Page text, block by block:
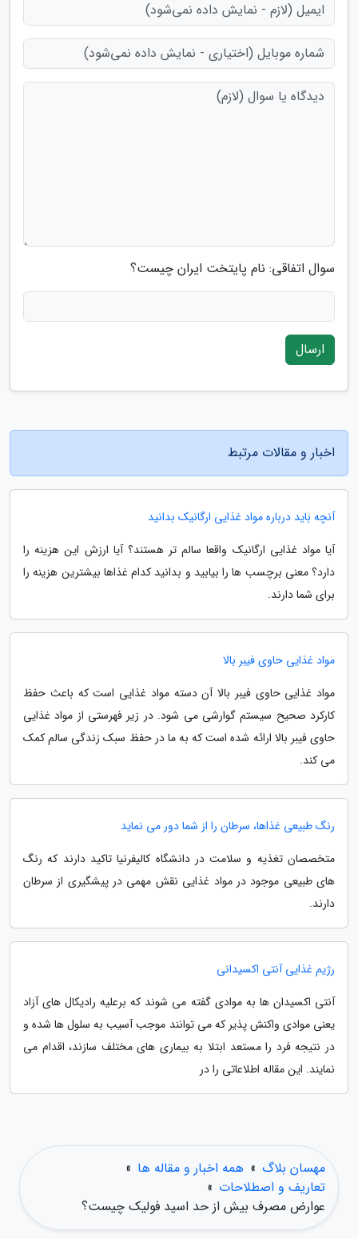
سوال اتفاقی: نام پایتخت ایران چیست؟
ارسال
اخبار و مقالات مرتبط
آنچه باید درباره مواد غذایی ارگانیک بدانید
آیا مواد غذایی ارگانیک واقعا سالم تر هستند؟ آیا ارزش این هزینه را
دارد؟ معنی برچسب ها را بیابید و بدانید کدام غذاها بیشترین هزینه را
برای شما دارند.
مواد غذایی حاوی فیبر بالا
مواد غذایی حاوی فیبر بالا آن دسته مواد غذایی است که باعث حفظ
کارکرد صحیح سیستم گوارشی می شود. در زیر فهرستی از مواد غذایی
حاوی فیبر بالا ارائه شده است که به ما در حفظ سبک زندگی سالم کمک
می کند.
رنگ طبیعی غذاها، سرطان را از شما دور می نماید
متخصصان تغذیه و سلامت در دانشگاه کالیفرنیا تاکید دارند که رنگ
های طبیعی موجود در مواد غذایی نقش مهمی در پیشگیری از سرطان
دارند.
رژیم غذایی آنتی اکسیدانی
آنتی اکسیدان ها به موادی گفته می شوند که برعلیه رادیکال های آزاد
یعنی موادی واکنش پذیر که می توانند موجب آسیب به سلول ها شده و
در نتیجه فرد را مستعد ابتلا به بیماری های مختلف سازند، اقدام می
نمایند. این مقاله اطلاعاتی را در
مهسان بلاگ » همه اخبار و مقاله ها »
تعاریف و اصطلاحات »
عوارض مصرف بیش از حد اسید فولیک چیست؟